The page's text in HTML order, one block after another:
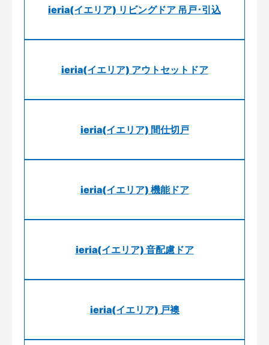
ieria(イエリア) リビングドア 吊戸･引込
ieria(イエリア) アウトセットドア
ieria(イエリア) 間仕切戸
ieria(イエリア) 機能ドア
ieria(イエリア) 音配慮ドア
ieria(イエリア) 戸襖